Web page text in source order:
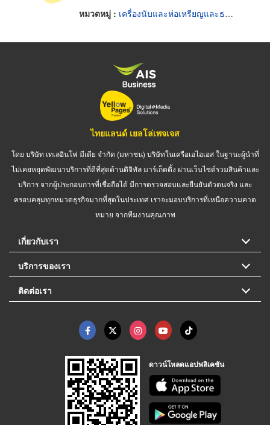
หมวดหมู่ : เครื่องนับและห่อเหรียญและธนบัตร
ไทยแลนด์ เยลโล่เพจเจส
โดย บริษัท เทเลอินโฟ มีเดีย จำกัด (มหาชน) บริษัทในเครือเอไอเอส ในฐานะผู้นำที่
ไม่เคยหยุดพัฒนาบริการที่ดีที่สุดด้านดิจิทัล มาร์เก็ตติ้ง ผ่านเว็บไซต์รวมสินค้าและ
บริการ จากผู้ประกอบการที่เชื่อถือได้ มีการตรวจสอบและยืนยันตัวตนจริง และ
ครอบคลุมทุกหมวดธุรกิจมากที่สุดในประเทศ เราจะมอบบริการที่เหนือความคาด
หมาย จากทีมงานคุณภาพ
เกี่ยวกับเรา
บริการของเรา
ติดต่อเรา
ดาวน์โหลดแอปพลิเคชัน